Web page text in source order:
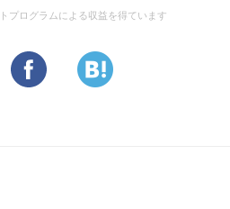
プログラムによる収益を得ています